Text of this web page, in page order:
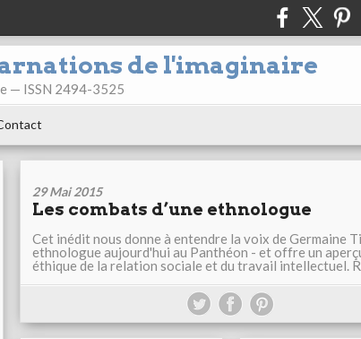
de l'imaginaire
— ISSN 2494-3525
29 Mai 2015
Les combats d’une ethnologue
Cet inédit nous donne à entendre la voix de Germaine
ethnologue aujourd'hui au Panthéon - et offre un
éthique de la relation sociale et du travail intellectuel.